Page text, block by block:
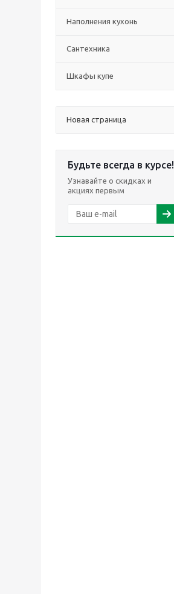
Наполнения кухонь
Сантехника
Шкафы купе
Новая страница
Будьте всегда в курсе!
Узнавайте о скидках и
акциях первым